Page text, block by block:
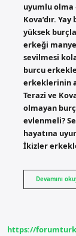
uyumlu olma
Kova’dır.
yüksek
erkeği
sevilmesi
burcu
erkeklerinin
Terazi ve
olmayan
evlenmeli?
hayatına
İkizler
Devamını
https://